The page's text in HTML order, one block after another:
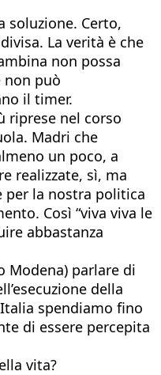
soluzione. Certo,
La verità è che
non possa
non può
il timer.
riprese nel corso
Madri che
un poco, a
realizzate, sì, ma
per la nostra politica
Così “viva viva le
abbastanza
Modena) parlare di
della
spendiamo fino
di essere percepita
vita?